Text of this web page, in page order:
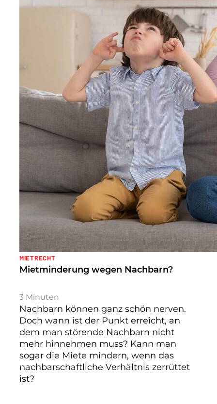
MIETRECHT
Mietminderung wegen Nachbarn?
3 Minuten
Nachbarn können ganz schön nerven.
Doch wann ist der Punkt erreicht, an
dem man störende Nachbarn nicht
mehr hinnehmen muss? Kann man
sogar die Miete mindern, wenn das
nachbarschaftliche Verhältnis zerrüttet
ist?